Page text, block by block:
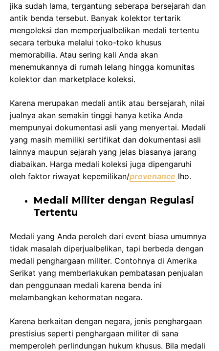
jika sudah lama, tergantung seberapa bersejarah dan
antik benda tersebut. Banyak kolektor tertarik
mengoleksi dan memperjualbelikan medali tertentu
secara terbuka melalui toko-toko khusus
memorabilia. Atau sering kali Anda akan
menemukannya di rumah lelang hingga komunitas
kolektor dan marketplace koleksi.
Karena merupakan medali antik atau bersejarah, nilai
jualnya akan semakin tinggi hanya ketika Anda
mempunyai dokumentasi asli yang menyertai. Medali
yang masih memiliki sertifikat dan dokumentasi asli
lainnya maupun sejarah yang jelas biasanya jarang
diabaikan. Harga medali koleksi juga dipengaruhi
oleh faktor riwayat kepemilikan/provenance lho.
Medali Militer dengan Regulasi
Tertentu
Medali yang Anda peroleh dari event biasa umumnya
tidak masalah diperjualbelikan, tapi berbeda dengan
medali penghargaan militer. Contohnya di Amerika
Serikat yang memberlakukan pembatasan penjualan
dan penggunaan medali karena benda ini
melambangkan kehormatan negara.
Karena berkaitan dengan negara, jenis penghargaan
prestisius seperti penghargaan militer di sana
memperoleh perlindungan hukum khusus. Bila medali